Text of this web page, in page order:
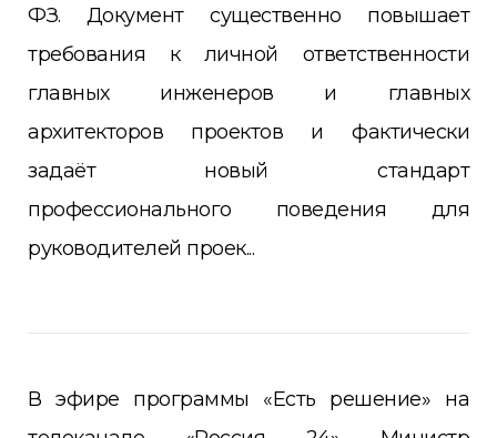
ФЗ. Документ существенно повышает
требования к личной ответственности
главных инженеров и главных
архитекторов проектов и фактически
задаёт новый стандарт
профессионального поведения для
руководителей проек...
В эфире программы «Есть решение» на